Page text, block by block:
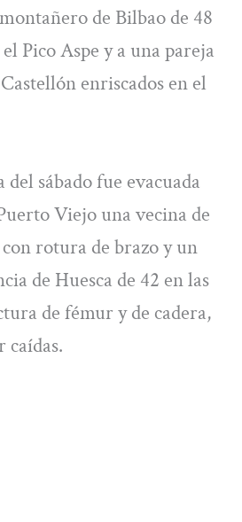
de Bilbao de 48
Pico Aspe y a una pareja
enriscados en el
sábado fue evacuada
Viejo una vecina de
con rotura de brazo y un
de Huesca de 42 en las
de fémur y de cadera,
caídas.